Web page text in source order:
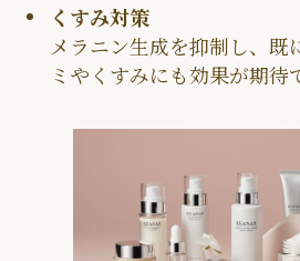
くすみ対策
メラニン生成を抑制し、既
ミやくすみにも効果が期待